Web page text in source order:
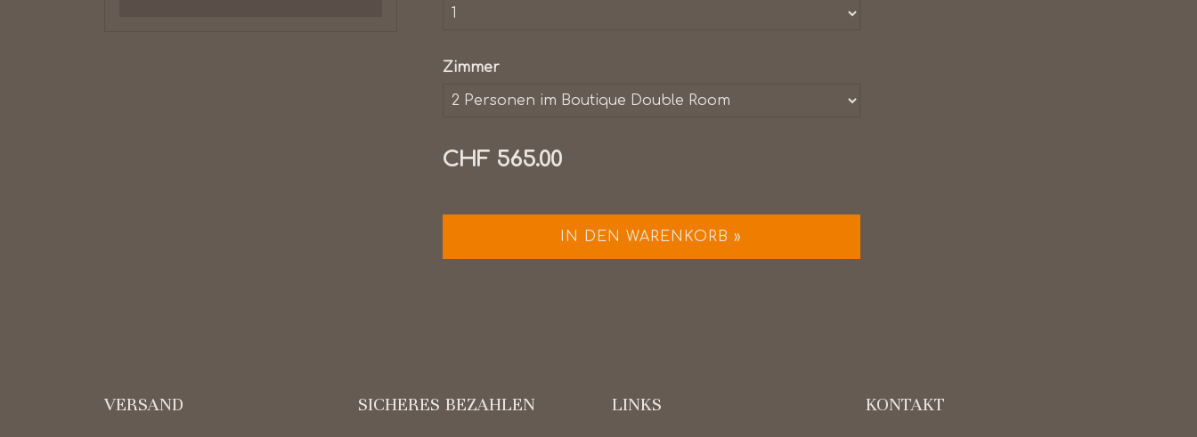
Zimmer
CHF 565.00
IN DEN WARENKORB »
VERSAND SICHERES BEZAHLEN LINKS KONTAKT